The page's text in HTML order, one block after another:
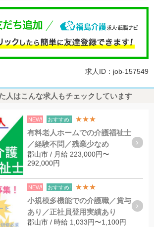
求人ID：job-157549
人はこんな求人もチェックしています
NEW! おすすめ! ★★★
有料老人ホームでの介護福祉士
／経験不問／残業少なめ
郡山市 / 月給 223,000円〜
292,000円
NEW! おすすめ! ★★★
小規模多機能での介護職／賞与
あり／正社員登用実績あり
郡山市 / 時給 1,033円〜1,100円